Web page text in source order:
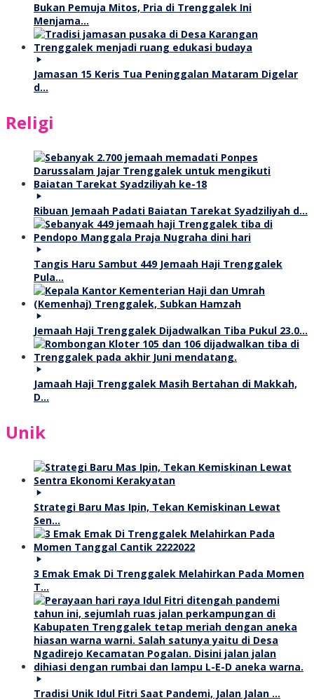
Bukan Pemuja Mitos, Pria di Trenggalek Ini
Menjama…
Jamasan 15 Keris Tua Peninggalan Mataram Digelar
d…
Religi
Ribuan Jemaah Padati Baiatan Tarekat Syadziliyah d…
Tangis Haru Sambut 449 Jemaah Haji Trenggalek
Pula…
Jemaah Haji Trenggalek Dijadwalkan Tiba Pukul 23.0…
Jamaah Haji Trenggalek Masih Bertahan di Makkah,
D…
Unik
Strategi Baru Mas Ipin, Tekan Kemiskinan Lewat
Sen…
3 Emak Emak Di Trenggalek Melahirkan Pada Momen
T…
Tradisi Unik Idul Fitri Saat Pandemi, Jalan Jalan …